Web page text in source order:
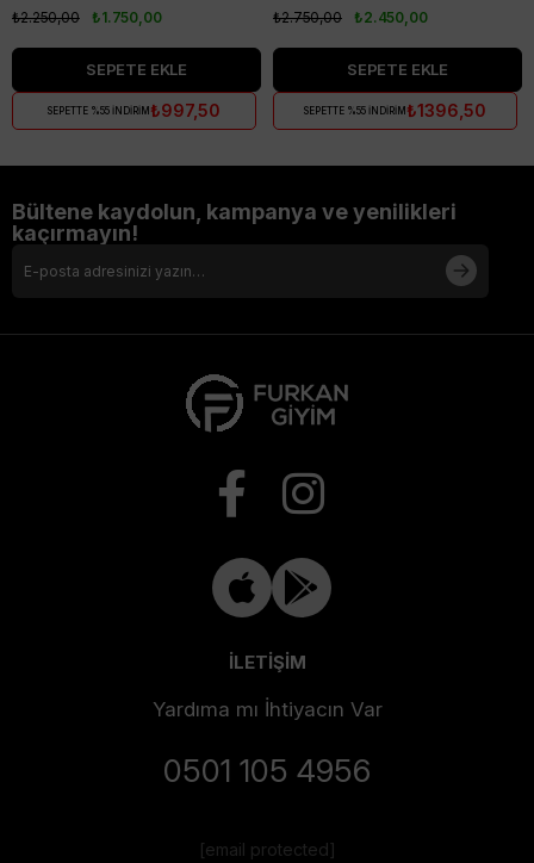
₺1.750,00
₺2.250,00
SEPETE EKLE
SEPETTE %55 İNDİRİM ₺997,50
₺2.450,00
₺2.750,00
SEPETE EKLE
SEPETTE %55 İNDİRİM ₺1396,50
Bültene kaydolun, kampanya ve yenilikleri
kaçırmayın!
İLETİŞİM
Yardıma mı İhtiyacın Var
0501 105 4956
[email protected]